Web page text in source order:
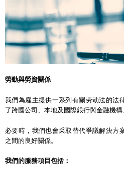
勞動與勞資關係
我們為雇主提供一系列有關劳动法的法
了跨國公司、本地及國際銀行與金融機構
必要時，我們也會采取替代爭議解決方
之間的良好關係。
我們的服務項目包括：